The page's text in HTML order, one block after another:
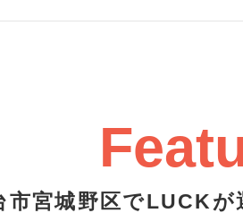
市宮城野区でLUCK